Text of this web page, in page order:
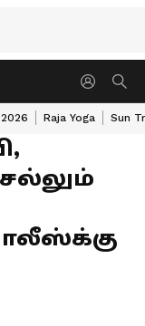
Raja Yoga Sun